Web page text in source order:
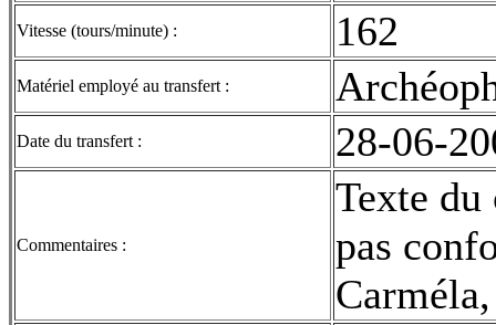
Vitesse (tours/minute) : 162
Matériel employé au transfert :
Date du transfert : 28-06-
Commentaires :
Texte
pas